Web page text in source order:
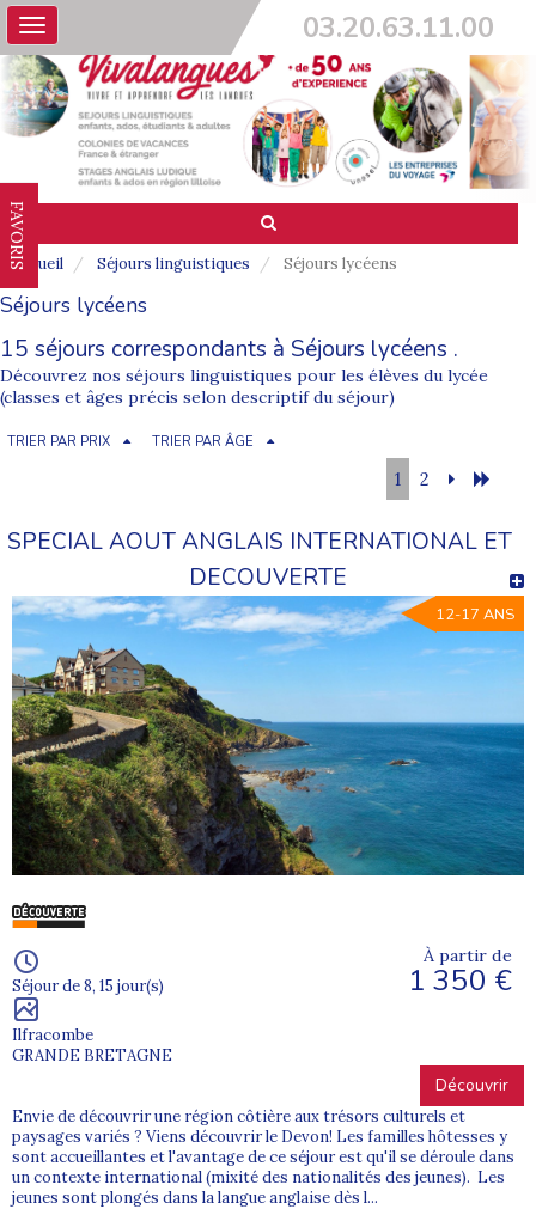
Toggle
navigation
03.20.63.11.00
FAVORIS
Accueil Séjours linguistiques Séjours lycéens
Séjours lycéens
15 séjours correspondants à Séjours lycéens .
Découvrez nos séjours linguistiques pour les élèves du lycée
(classes et âges précis selon descriptif du séjour)
TRIER PAR PRIX TRIER PAR ÂGE
1 2
SPECIAL AOUT ANGLAIS INTERNATIONAL ET
DECOUVERTE
12-17 ANS
Séjour de 8, 15 jour(s)
Ilfracombe
GRANDE BRETAGNE
À partir de
1 350 €
Découvrir
Envie de découvrir une région côtière aux trésors culturels et
paysages variés ? Viens découvrir le Devon! Les familles hôtesses y
sont accueillantes et l'avantage de ce séjour est qu'il se déroule dans
un contexte international (mixité des nationalités des jeunes). Les
jeunes sont plongés dans la langue anglaise dès l...